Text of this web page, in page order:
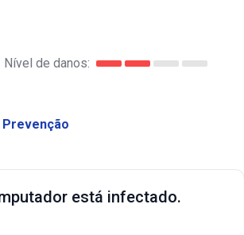
Nível de danos:
Prevenção
está infectado.